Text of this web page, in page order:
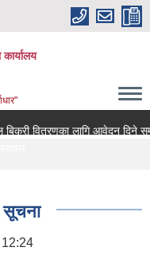
कार्यालय
वितरणका लागि आवेदन दिने
सूचना